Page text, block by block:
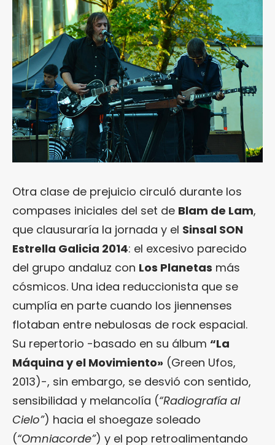
Otra clase de prejuicio circuló durante los
compases iniciales del set de Blam de Lam,
que clausuraría la jornada y el Sinsal SON
Estrella Galicia 2014: el excesivo parecido
del grupo andaluz con Los Planetas más
cósmicos. Una idea reduccionista que se
cumplía en parte cuando los jiennenses
flotaban entre nebulosas de rock espacial.
Su repertorio -basado en su álbum “La
Máquina y el Movimiento» (Green Ufos,
2013)-, sin embargo, se desvió con sentido,
sensibilidad y melancolía (“Radiografía al
Cielo”) hacia el shoegaze soleado
(“Omniacorde”) y el pop retroalimentando